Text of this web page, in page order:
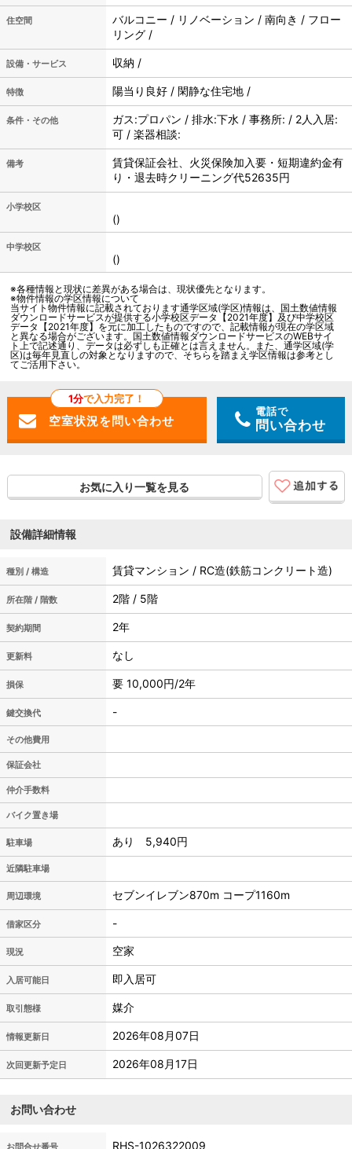
住空間
バルコニー / リノベーション / 南向き / フロー
リング /
設備・サービス 収納 /
特徴 陽当り良好 / 閑静な住宅地 /
条件・その他
ガス:プロパン / 排水:下水 / 事務所: / 2人入居:
可 / 楽器相談:
備考
賃貸保証会社、火災保険加入要・短期違約金有
り・退去時クリーニング代52635円
小学校区
()
中学校区
()
※各種情報と現状に差異がある場合は、現状優先となります。
※物件情報の学区情報について
当サイト物件情報に記載されております通学区域(学区)情報は、国土数値情報
ダウンロードサービスが提供する小学校区データ【2021年度】及び中学校区
データ【2021年度】を元に加工したものですので、記載情報が現在の学区域
と異なる場合がございます。国土数値情報ダウンロードサービスのWEBサイ
ト上で記述通り、データは必ずしも正確とは言えません。また、通学区域(学
区)は毎年見直しの対象となりますので、そちらを踏まえ学区情報は参考とし
てご活用下さい。
1分で入力完了！
電話で
問い合わせ
お気に入り一覧を見る
設備詳細情報
種別 / 構造 賃貸マンション / RC造(鉄筋コンクリート造)
所在階 / 階数 2階 / 5階
契約期間 2年
更新料 なし
損保 要 10,000円/2年
鍵交換代 -
その他費用
保証会社
仲介手数料
バイク置き場
駐車場 あり 5,940円
近隣駐車場
周辺環境 セブンイレブン870m コープ1160m
借家区分 -
現況 空家
入居可能日 即入居可
取引態様 媒介
情報更新日 2026年08月07日
次回更新予定日 2026年08月17日
お問い合わせ
お問合せ番号 RHS-1026322009